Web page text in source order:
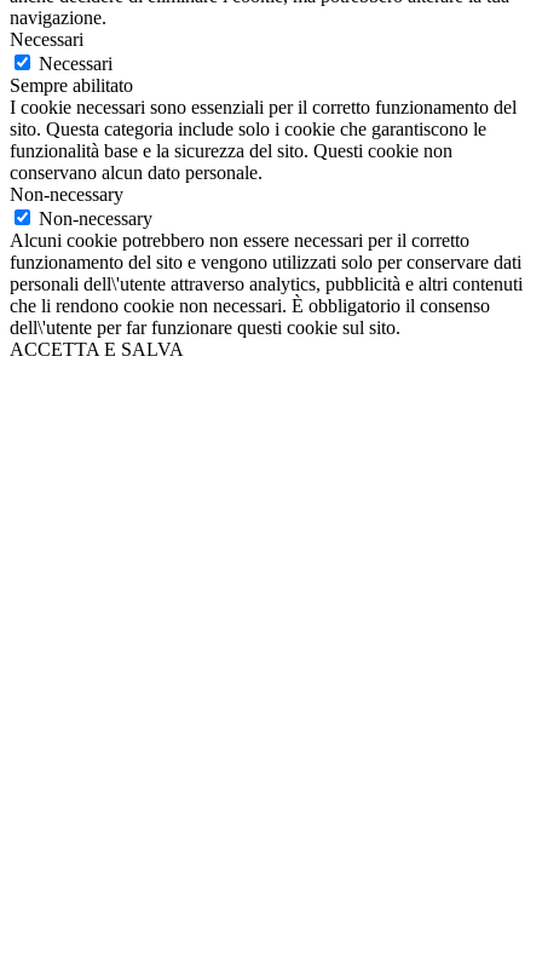
navigazione.
Necessari
Necessari
Sempre abilitato
I cookie necessari sono essenziali per il corretto funzionamento del
sito. Questa categoria include solo i cookie che garantiscono le
funzionalità base e la sicurezza del sito. Questi cookie non
conservano alcun dato personale.
Non-necessary
Non-necessary
Alcuni cookie potrebbero non essere necessari per il corretto
funzionamento del sito e vengono utilizzati solo per conservare dati
personali dell\'utente attraverso analytics, pubblicità e altri contenuti
che li rendono cookie non necessari. È obbligatorio il consenso
dell\'utente per far funzionare questi cookie sul sito.
ACCETTA E SALVA